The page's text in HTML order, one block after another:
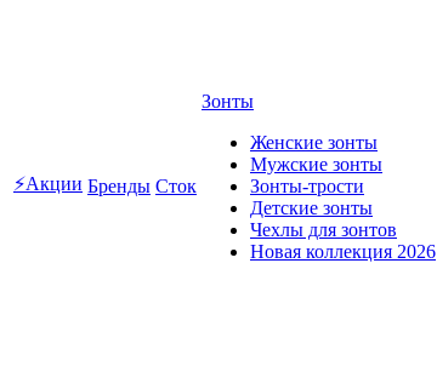
⚡Акции Бренды Сток
Зонты
Женские зонты
Мужские зонты
Зонты-трости
Детские зонты
Чехлы для зонтов
Новая коллекция 2026